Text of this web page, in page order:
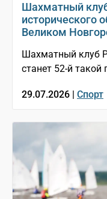
Шахматный
исторического
Великом
Шахматный клуб
станет 52-й
29.07.2026 | Спорт